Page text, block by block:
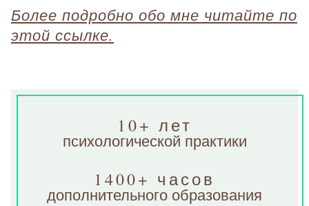
Более подробно обо мне читайте по
этой ссылке.
10+ лет
психологической практики
1400+ часов
дополнительного образования